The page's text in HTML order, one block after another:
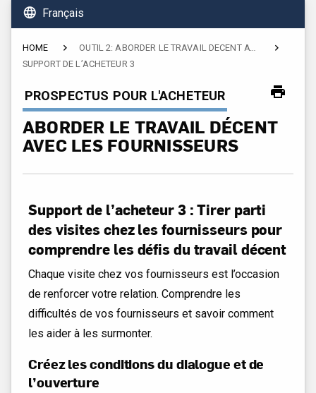
language Français
HOME
OUTIL 2: ABORDER LE TRAVAIL DÉCENT AVEC LES FOURNISSEURS
CURRENT:
SUPPORT DE L’ACHETEUR 3
PROSPECTUS POUR L'ACHETEUR
ABORDER LE TRAVAIL DÉCENT
AVEC LES FOURNISSEURS
Support de l’acheteur 3 : Tirer parti
des visites chez les fournisseurs pour
comprendre les défis du travail décent
Chaque visite chez vos fournisseurs est l’occasion
de renforcer votre relation. Comprendre les
difficultés de vos fournisseurs et savoir comment
les aider à les surmonter.
Créez les conditions du dialogue et de
l’ouverture